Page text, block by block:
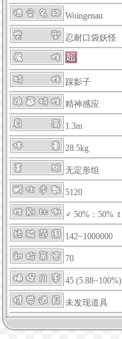
Woingenau
忍耐口袋妖怪
踩影子
精神感应
1.3m
28.5kg
无定形组
5120
♂ 50%：50% ♀
142~1000000
70
45 (5.88~100%)
未发现道具